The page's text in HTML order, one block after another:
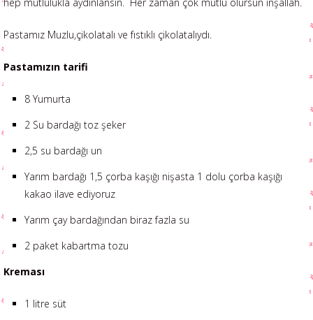
hep mutlulukla aydınlansın. Her zaman çok mutlu olursun inşallah.
Pastamız Muzlu,çikolatalı ve fıstıklı çikolatalıydı.
Pastamızın tarifi
8 Yumurta
2 Su bardağı toz şeker
2,5 su bardağı un
Yarım bardağı 1,5 çorba kaşığı nişasta 1 dolu çorba kaşığı
kakao ilave ediyoruz
Yarım çay bardağından biraz fazla su
2 paket kabartma tozu
Kreması
1 litre süt